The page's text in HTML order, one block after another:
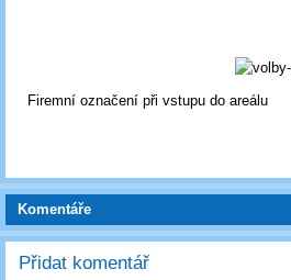
Firemní označení při vstupu do areálu
Komentáře
Přidat komentář